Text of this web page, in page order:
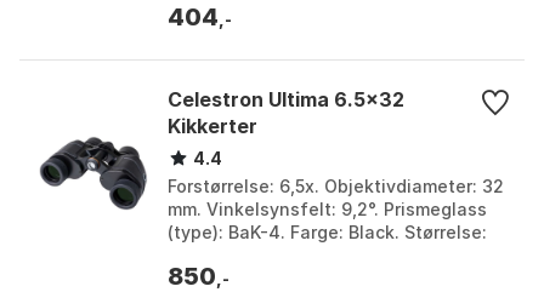
404 ,-
Celestron Ultima 6.5x32
Kikkerter
4.4
Forstørrelse: 6,5x. Objektivdiameter: 32
mm. Vinkelsynsfelt: 9,2°. Prismeglass
(type): BaK-4. Farge: Black. Størrelse:
850 ,-